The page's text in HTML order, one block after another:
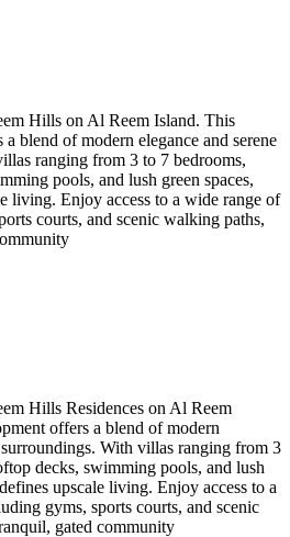
Hills on Al Reem Island. This
blend of modern elegance and serene
ranging from 3 to 7 bedrooms,
pools, and lush green spaces,
living. Enjoy access to a wide range of
courts, and scenic walking paths,
Hills Residences on Al Reem
offers a blend of modern
surroundings. With villas ranging from 3
decks, swimming pools, and lush
upscale living. Enjoy access to a
gyms, sports courts, and scenic
gated community